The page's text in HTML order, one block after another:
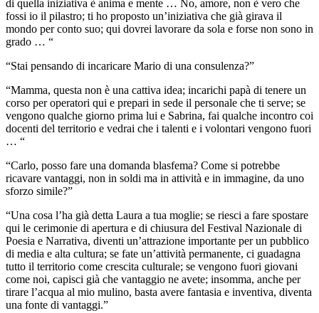
di quella iniziativa è anima e mente … No, amore, non è vero che
fossi io il pilastro; ti ho proposto un’iniziativa che già girava il
mondo per conto suo; qui dovrei lavorare da sola e forse non sono in
grado … “
“Stai pensando di incaricare Mario di una consulenza?”
“Mamma, questa non è una cattiva idea; incarichi papà di tenere un
corso per operatori qui e prepari in sede il personale che ti serve; se
vengono qualche giorno prima lui e Sabrina, fai qualche incontro coi
docenti del territorio e vedrai che i talenti e i volontari vengono fuori
… “
“Carlo, posso fare una domanda blasfema? Come si potrebbe
ricavare vantaggi, non in soldi ma in attività e in immagine, da uno
sforzo simile?”
“Una cosa l’ha già detta Laura a tua moglie; se riesci a fare spostare
qui le cerimonie di apertura e di chiusura del Festival Nazionale di
Poesia e Narrativa, diventi un’attrazione importante per un pubblico
di media e alta cultura; se fate un’attività permanente, ci guadagna
tutto il territorio come crescita culturale; se vengono fuori giovani
come noi, capisci già che vantaggio ne avete; insomma, anche per
tirare l’acqua al mio mulino, basta avere fantasia e inventiva, diventa
una fonte di vantaggi.”